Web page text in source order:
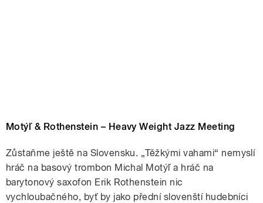
Motýľ & Rothenstein – Heavy Weight Jazz Meeting
Zůstaňme ještě na Slovensku. „Těžkými vahami“ nemyslí
hráč na basový trombon Michal Motýľ a hráč na
barytonový saxofon Erik Rothenstein nic
vychloubačného, byť by jako přední slovenští hudebníci